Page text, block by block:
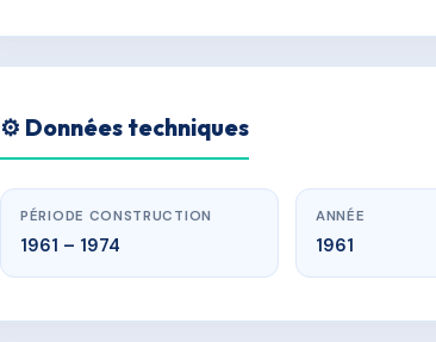
⚙️ Données techniques
PÉRIODE CONSTRUCTION
1961 – 1974
ANNÉE
1961